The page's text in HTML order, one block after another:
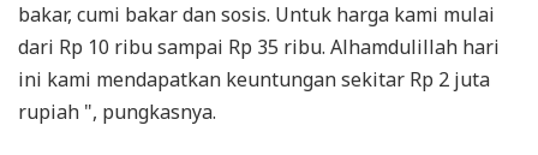
bakar, cumi bakar dan sosis. Untuk harga kami mulai
dari Rp 10 ribu sampai Rp 35 ribu. Alhamdulillah hari
ini kami mendapatkan keuntungan sekitar Rp 2 juta
rupiah ", pungkasnya.